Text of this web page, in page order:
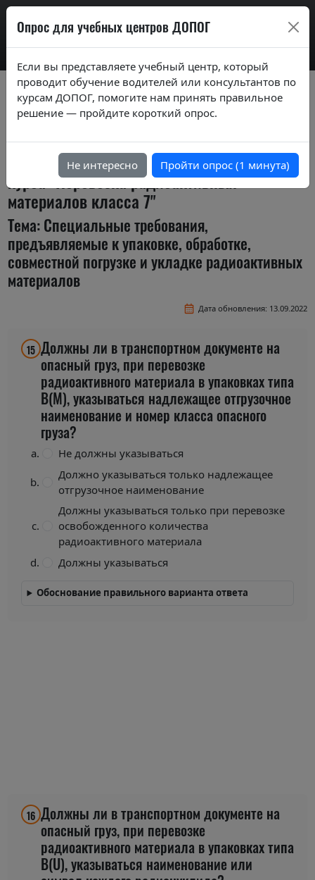
AdrExam
Вопросы экзаменационных билетов по
курсам ДОПОГ ver. 2020
Экзаменационные задания (тестовые
вопросы) по темам специализированного
курса "Перевозка радиоактивных
материалов класса 7"
Тема: Специальные требования,
предъявляемые к упаковке, обработке,
совместной погрузке и укладке радиоактивных
материалов
Дата обновления: 13.09.2022
15 Должны ли в транспортном документе на
опасный груз, при перевозке
радиоактивного материала в упаковках типа
В(М), указываться надлежащее отгрузочное
наименование и номер класса опасного
груза?
Не должны указываться
Должно указываться только надлежащее
отгрузочное наименование
Должны указываться только при перевозке
освобожденного количества
радиоактивного материала
Должны указываться
Обоснование правильного варианта ответа
16 Должны ли в транспортном документе на
опасный груз, при перевозке
радиоактивного материала в упаковках типа
В(U), указываться наименование или
Опрос для учебных центров ДОПОГ
Если вы представляете учебный центр, который
проводит обучение водителей или консультантов по
курсам ДОПОГ, помогите нам принять правильное
решение — пройдите короткий опрос.
Не интересно Пройти опрос (1 минута)